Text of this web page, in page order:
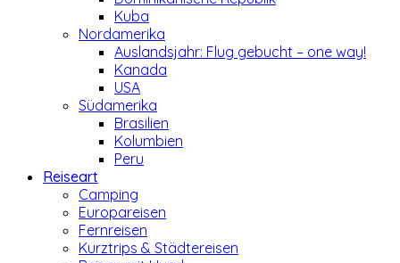
Kuba
Nordamerika
Auslandsjahr: Flug gebucht – one way!
Kanada
USA
Südamerika
Brasilien
Kolumbien
Peru
Reiseart
Camping
Europareisen
Fernreisen
Kurztrips & Städtereisen